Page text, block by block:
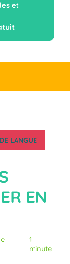
et
LANGUE
EN
1
minute